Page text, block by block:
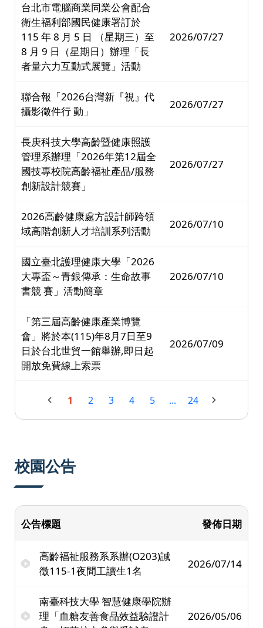
台北市電腦商業同業公會配合
衛生福利部國民健康署訂於
115 年 8 月 5 日 （星期三）至
8 月 9 日（星期日）辦理「長
者量六力互動式展覽」活動
2026/07/27
聯合報「2026台灣新『視』代
攝影徵件行 動」
2026/07/27
長庚科技大學高齡暨健康照護
管理系辦理「2026年第12屆全
國技專校院高齡福祉產品/服務
創新設計競賽」
2026/07/27
2026高齡健康處方設計師跨領
域高階創新人才培訓系列活動
2026/07/10
國立臺北護理健康大學「2026
大專盃～青銀傳承：生命故事
書競 賽」活動簡章
2026/07/10
「第三屆高齡健康產業博覽
會」將於本(115)年8月7日至9
日於台北世貿一館舉辦,即日起
開放免費線上索票
2026/07/09
1 2 3 4 5 ... 24
校園公告
公告標題 發佈日期
高齡福祉服務系系辦(O203)誠
徵115-1夜間工讀生1名
2026/07/14
南臺科技大學 智慧健康學院辦
理「血糖友善食品效益驗證計
2026/05/06